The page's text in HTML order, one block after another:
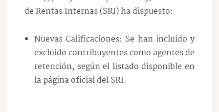
de Rentas Internas (SRI) ha dispuesto:
Nuevas Calificaciones: Se han incluido y
excluido contribuyentes como agentes de
retención, según el listado disponible en
la página oficial del SRI.